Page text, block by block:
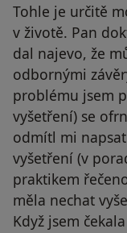
Tohle je určitě
v životě. Pan
dal najevo, že
odbornými
problému jsem
vyšetření) se
odmítl mi
vyšetření (v
praktikem
měla nechat
Když jsem